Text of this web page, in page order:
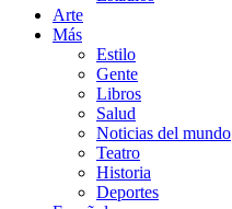
Arte
Más
Estilo
Gente
Libros
Salud
Noticias del mundo
Teatro
Historia
Deportes